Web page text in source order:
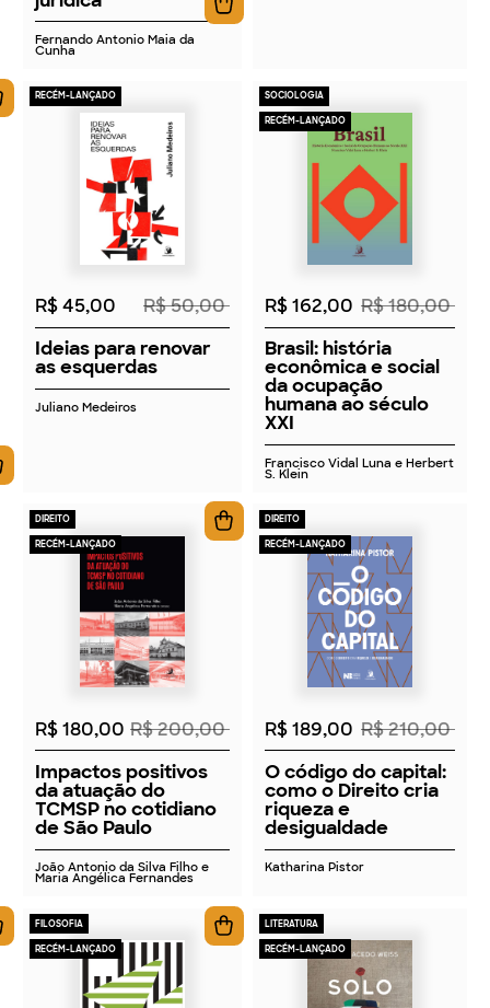
Fernando Antonio Maia da
Cunha
RECÉM-LANÇADO
2026
R$ 45,00
R$ 50,00
Ideias para renovar
as esquerdas
Juliano Medeiros
SOCIOLOGIA
RECÉM-LANÇADO
2026
R$ 162,00 R$ 180,00
Brasil: história
econômica e social
da ocupação
humana ao século
XXI
Francisco Vidal Luna e Herbert
S. Klein
DIREITO
RECÉM-LANÇADO
2026
R$ 180,00 R$ 200,00
Impactos positivos
da atuação do
TCMSP no cotidiano
de São Paulo
João Antonio da Silva Filho e
Maria Angélica Fernandes
DIREITO
RECÉM-LANÇADO
2026
R$ 189,00 R$ 210,00
O código do capital:
como o Direito cria
riqueza e
desigualdade
Katharina Pistor
FILOSOFIA
RECÉM-LANÇADO
LITERATURA
RECÉM-LANÇADO